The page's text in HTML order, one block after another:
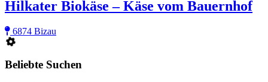
Hilkater Biokäse – Käse vom Bauernhof
6874 Bizau
Beliebte Suchen